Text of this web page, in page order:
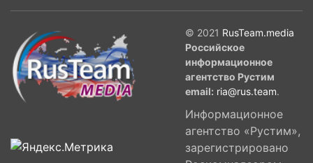
© 2021 RusTeam.media
Российское
информационное
агентство Рустим
email: ria@rus.team.
Информационное
агентство «Рустим»,
зарегистрировано